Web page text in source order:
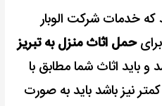
خدمات شرکت الوبار
حمل اثاث منزل به تبریز
باید اثاث شما مطابق با
نیز باشد باید به صورت